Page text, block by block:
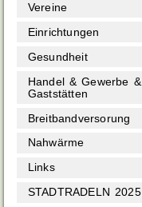
Vereine
Einrichtungen
Gesundheit
Handel & Gewerbe &
Gaststätten
Breitbandversorung
Nahwärme
Links
STADTRADELN 2025